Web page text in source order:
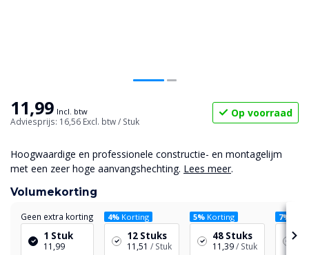
11,99 Incl. btw
Adviesprijs: 16,56 Excl. btw/ Stuk
Op voorraad
Hoogwaardige en professionele constructie- en montagelijm
met een zeer hoge aanvangshechting. Lees meer.
Volumekorting
Geen extra korting
1 Stuk
11,99
4% Korting
12 Stuks
11,51 / Stuk
5% Korting
48 Stuks
11,39/ Stuk
7%